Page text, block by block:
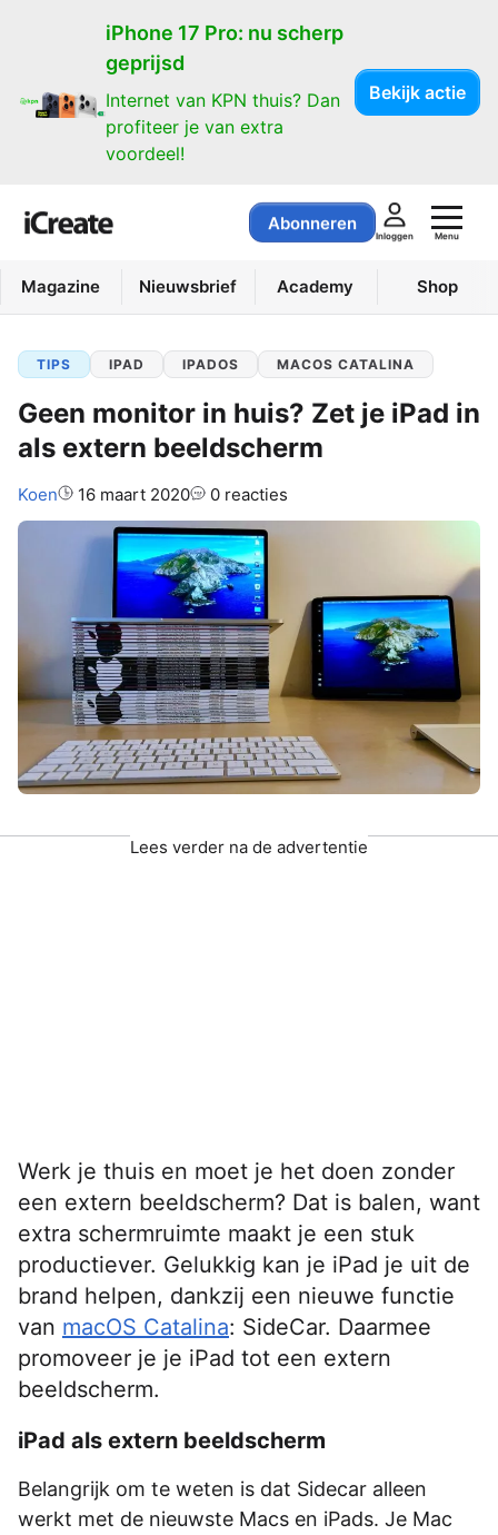
iPhone 17 Pro: nu scherp
geprijsd
Internet van KPN thuis? Dan
profiteer je van extra
voordeel!
Bekijk actie
Abonneren
Inloggen Menu
Magazine Nieuwsbrief Academy Shop
TIPS IPAD IPADOS MACOS CATALINA
Geen monitor in huis? Zet je iPad in
als extern beeldscherm
Auteur:
Koen 16 maart 2020 0 reacties
Lees verder na de advertentie
Werk je thuis en moet je het doen zonder
een extern beeldscherm? Dat is balen, want
extra schermruimte maakt je een stuk
productiever. Gelukkig kan je iPad je uit de
brand helpen, dankzij een nieuwe functie
van macOS Catalina: SideCar. Daarmee
promoveer je je iPad tot een extern
beeldscherm.
iPad als extern beeldscherm
Belangrijk om te weten is dat Sidecar alleen
werkt met de nieuwste Macs en iPads. Je Mac